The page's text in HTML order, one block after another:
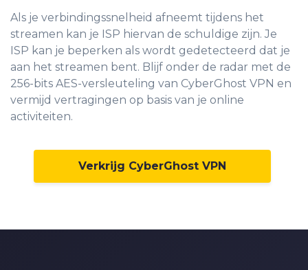
Als je verbindingssnelheid afneemt tijdens het
streamen kan je ISP hiervan de schuldige zijn. Je
ISP kan je beperken als wordt gedetecteerd dat je
aan het streamen bent. Blijf onder de radar met de
256-bits AES-versleuteling van CyberGhost VPN en
vermijd vertragingen op basis van je online
activiteiten.
Verkrijg CyberGhost VPN